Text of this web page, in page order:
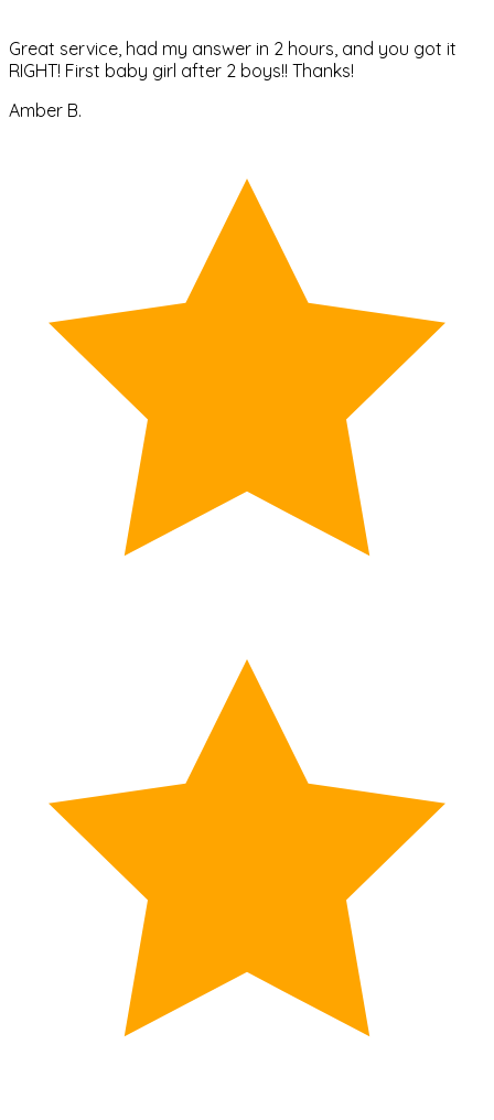
Great service, had my answer in 2 hours, and you got it
RIGHT! First baby girl after 2 boys!! Thanks!
Amber B.